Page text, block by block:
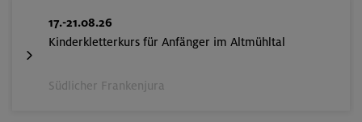
17.-21.08.26
Kinderkletterkurs für Anfänger im Altmühltal
Südlicher Frankenjura